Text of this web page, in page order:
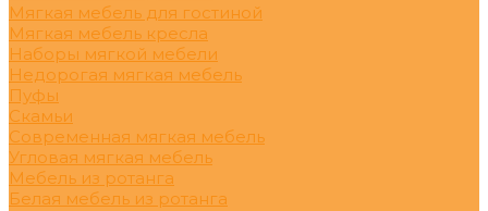
Мягкая мебель для гостиной
Мягкая мебель кресла
Наборы мягкой мебели
Недорогая мягкая мебель
Пуфы
Скамьи
Современная мягкая мебель
Угловая мягкая мебель
Мебель из ротанга
Белая мебель из ротанга